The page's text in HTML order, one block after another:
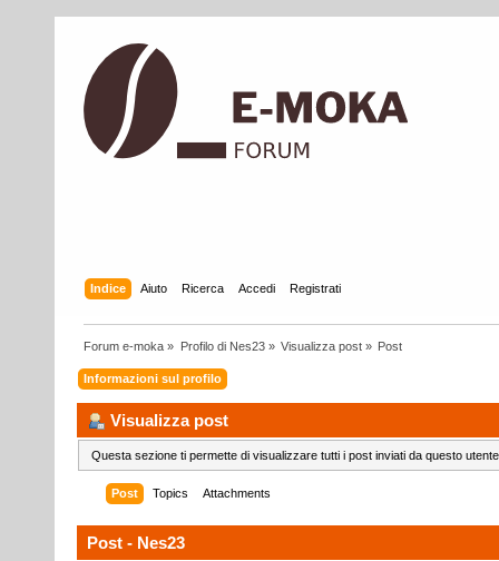
Indice Aiuto Ricerca Accedi Registrati
Forum e-moka » Profilo di Nes23» Visualizza post» Post
Informazioni sul profilo
Visualizza post
Questa sezione ti permette di visualizzare tutti i post inviati da questo
Post Topics Attachments
Post - Nes23